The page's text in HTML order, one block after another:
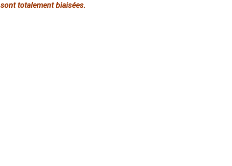
sont totalement biaisées.